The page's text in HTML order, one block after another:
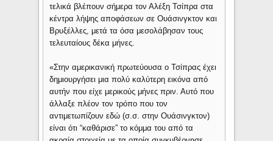
τελικά βλέπουν σήμερα τον Αλέξη Τσίπρα στα
κέντρα λήψης αποφάσεων σε Ουάσινγκτον και
Βρυξέλλες, μετά τα όσα μεσολάβησαν τους
τελευταίους δέκα μήνες.
«Στην αμερικανική πρωτεύουσα ο Τσίπρας έχει
δημιουργήσει μια πολύ καλύτερη εικόνα από
αυτήν που είχε μερικούς μήνες πριν. Αυτό που
άλλαξε πλέον τον τρόπο που τον
αντιμετωπίζουν εδώ (σ.σ. στην Ουάσινγκτον)
είναι ότι “καθάρισε” το κόμμα του από τα